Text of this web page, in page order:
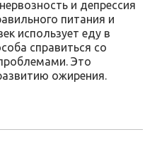
и депрессия
питания и
использует еду в
справиться со
Это
ожирения.